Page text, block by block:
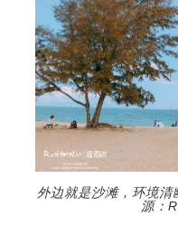
外边就是沙滩，环境
源：